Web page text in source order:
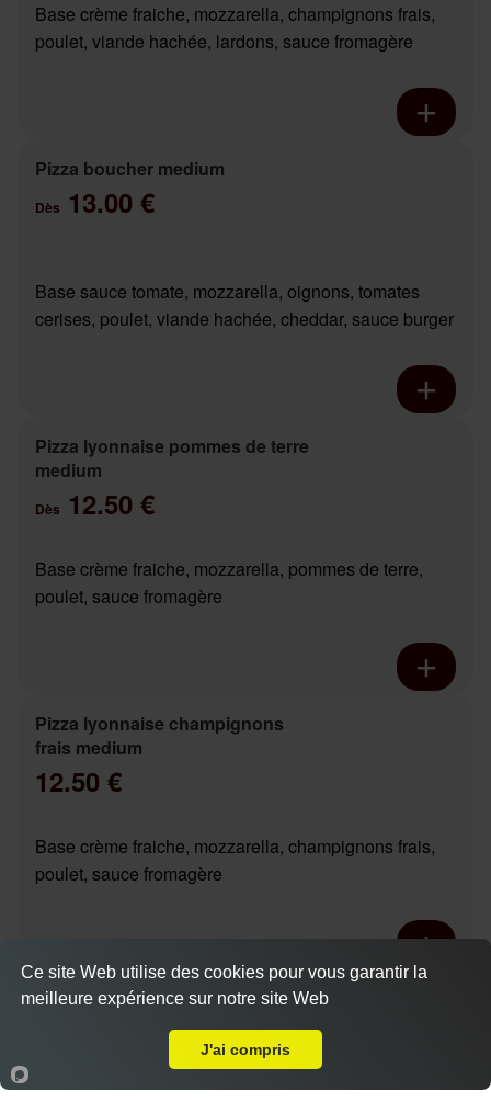
Base crème fraiche, mozzarella, champignons frais,
poulet, viande hachée, lardons, sauce fromagère
Pizza boucher medium
Dès 13.00 €
Base sauce tomate, mozzarella, oignons, tomates
cerises, poulet, viande hachée, cheddar, sauce burger
Pizza lyonnaise pommes de terre
medium
Dès 12.50 €
Base crème fraiche, mozzarella, pommes de terre,
poulet, sauce fromagère
Pizza lyonnaise champignons
frais medium
12.50 €
Base crème fraiche, mozzarella, champignons frais,
poulet, sauce fromagère
Pizza chicken boursin base
Accueil Panier Compte
Actuellement fermé
Ce site Web utilise des cookies pour vous garantir la
meilleure expérience sur notre site Web
J'ai compris